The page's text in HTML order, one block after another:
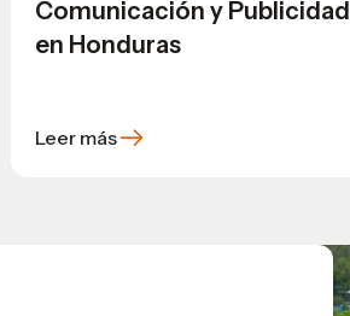
Comunicación y Publicidad
en Honduras
Leer más